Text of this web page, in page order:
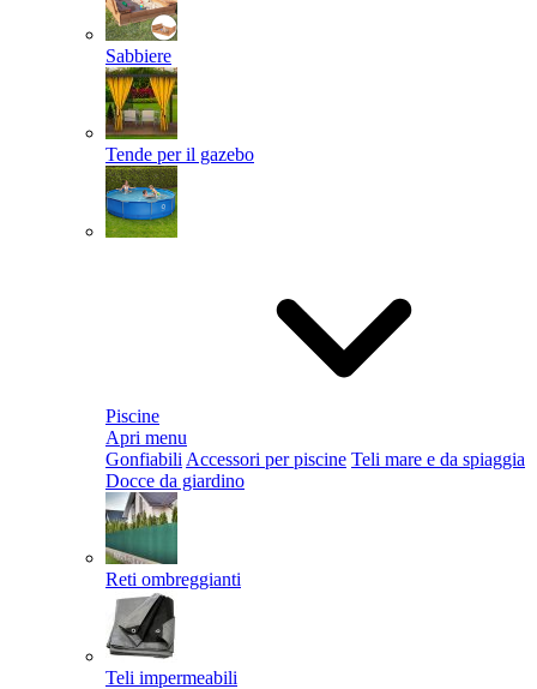
Sabbiere
Tende per il gazebo
Piscine
Apri menu
Gonfiabili Accessori per piscine Teli mare e da spiaggia
Docce da giardino
Reti ombreggianti
Teli impermeabili